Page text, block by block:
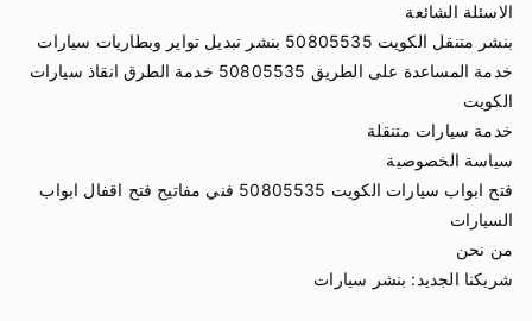
الاسئلة الشائعة
بنشر متنقل الكويت 50805535 بنشر تبديل تواير وبطاريات سيارات
خدمة المساعدة على الطريق 50805535 خدمة الطرق انقاذ سيارات
الكويت
خدمة سيارات متنقلة
سياسة الخصوصية
فتح ابواب سيارات الكويت 50805535 فني مفاتيح فتح اقفال ابواب
السيارات
من نحن
شريكنا الجديد: بنشر سيارات